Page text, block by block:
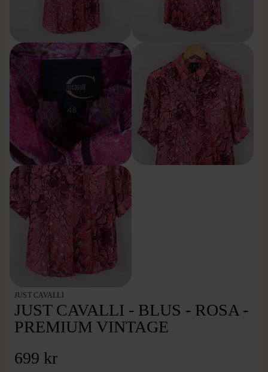
JUST CAVALLI
JUST CAVALLI - BLUS - ROSA -
PREMIUM VINTAGE
699 kr